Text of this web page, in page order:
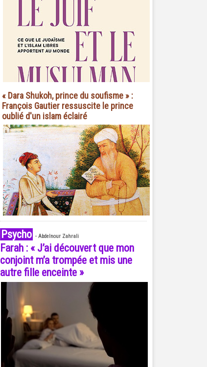
« Dara Shukoh, prince du soufisme » :
François Gautier ressuscite le prince
oublié d'un islam éclairé
Psycho - Abdelnour Zahrali
Farah : « J’ai découvert que mon
conjoint m’a trompée et mis une
autre fille enceinte »